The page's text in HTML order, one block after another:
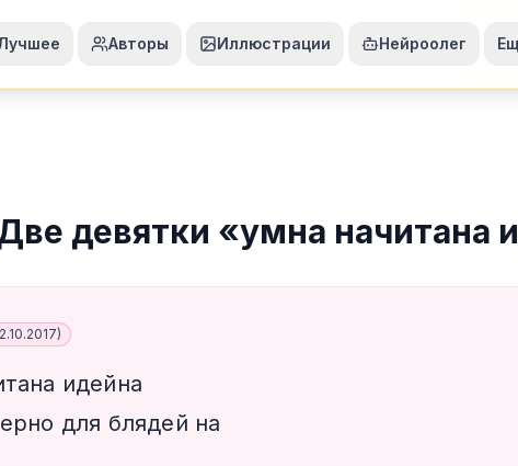
Авторы Иллюстрации Нейроолег
девятки «умна начитана
)
идейна
для блядей на